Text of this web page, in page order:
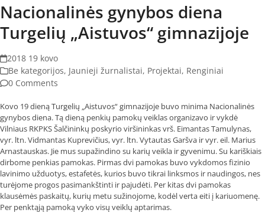
Nacionalinės gynybos diena
Turgelių „Aistuvos“ gimnazijoje
2018 19 kovo
Be kategorijos, Jaunieji žurnalistai, Projektai, Renginiai
0 Comments
Kovo 19 dieną Turgelių „Aistuvos“ gimnazijoje buvo minima Nacionalinės
gynybos diena. Tą dieną penkių pamokų veiklas organizavo ir vykdė
Vilniaus RKPKS Šalčininkų poskyrio viršininkas vrš. Eimantas Tamulynas,
vyr. ltn. Vidmantas Kuprevičius, vyr. ltn. Vytautas Garšva ir vyr. eil. Marius
Arnastauskas. Jie mus supažindino su karių veikla ir gyvenimu. Su kariškiais
dirbome penkias pamokas. Pirmas dvi pamokas buvo vykdomos fizinio
lavinimo užduotys, estafetės, kurios buvo tikrai linksmos ir naudingos, nes
turėjome progos pasimankštinti ir pajudėti. Per kitas dvi pamokas
klausėmės paskaitų, kurių metu sužinojome, kodėl verta eiti į kariuomenę.
Per penktąją pamoką vyko visų veiklų aptarimas.